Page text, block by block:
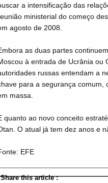
a intensificação das
ministerial do começo
agosto de 2008.
as duas partes
à entrada de Ucrânia ou
russas entendam a
para a segurança comum,
massa.
quanto ao novo conceito
O atual já tem dez anos e
EFE
Share this article: